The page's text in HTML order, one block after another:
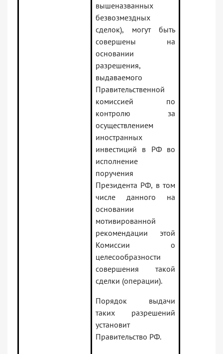
вышеназванных
безвозмездных
сделок), могут быть
совершены на
основании
разрешения,
выдаваемого
Правительственной
комиссией по
контролю за
осуществлением
иностранных
инвестиций в РФ во
исполнение
поручения
Президента РФ, в том
числе данного на
основании
мотивированной
рекомендации этой
Комиссии о
целесообразности
совершения такой
сделки (операции).
Порядок выдачи
таких разрешений
установит
Правительство РФ.